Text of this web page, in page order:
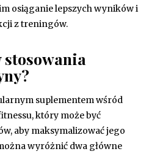
osiąganie lepszych wyników i
z treningów.
stosowania
suplementem wśród
który może być
aby maksymalizować jego
wyróżnić dwa główne